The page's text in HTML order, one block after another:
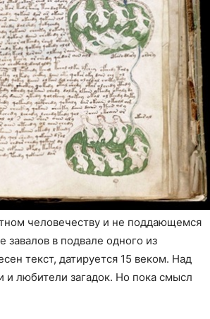
человечеству и не поддающемся
в подвале одного из
текст, датируется 15 веком. Над
и любители загадок. Но пока смысл